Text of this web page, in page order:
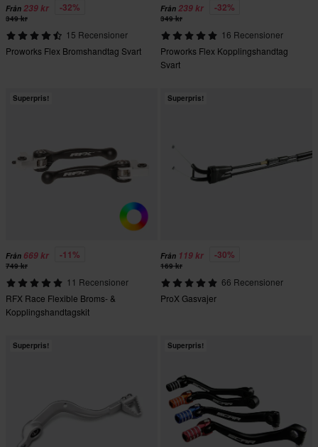
Från 239 kr -32%
349 kr
15 Recensioner
Proworks Flex Bromshandtag Svart
Från 239 kr -32%
349 kr
16 Recensioner
Proworks Flex Kopplingshandtag
Svart
Superpris!
Från 669 kr -11%
749 kr
11 Recensioner
RFX Race Flexible Broms- &
Kopplingshandtagskit
Superpris!
Från 119 kr -30%
169 kr
66 Recensioner
ProX Gasvajer
Superpris! Superpris!